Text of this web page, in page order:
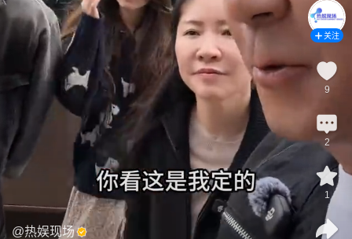
@热娱现场
关注
9
2
1